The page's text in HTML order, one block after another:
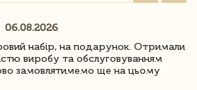
06.08.2026
набір, на подарунок. Отримали
виробу та обслуговуванням
замовлятимемо ще на цьому